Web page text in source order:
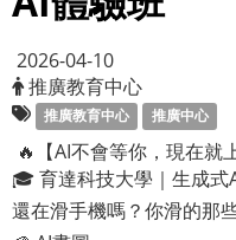
2026-04-10
推廣教育中心
推廣教育中心 推廣中心
🔥【AI不會等你，現在就
🎓 育達科技大學｜生成式
還在滑手機嗎？你滑的那